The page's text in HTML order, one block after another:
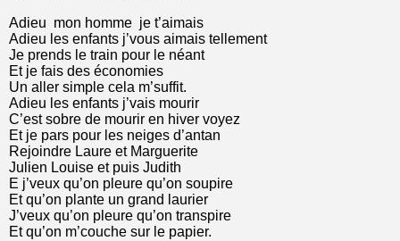
Adieu mon homme je t’aimais
Adieu les enfants j’vous aimais tellement
Je prends le train pour le néant
Et je fais des économies
Un aller simple cela m’suffit.
Adieu les enfants j’vais mourir
C’est sobre de mourir en hiver voyez
Et je pars pour les neiges d’antan
Rejoindre Laure et Marguerite
Julien Louise et puis Judith
E j’veux qu’on pleure qu’on soupire
Et qu’on plante un grand laurier
J’veux qu’on pleure qu’on transpire
Et qu’on m’couche sur le papier.